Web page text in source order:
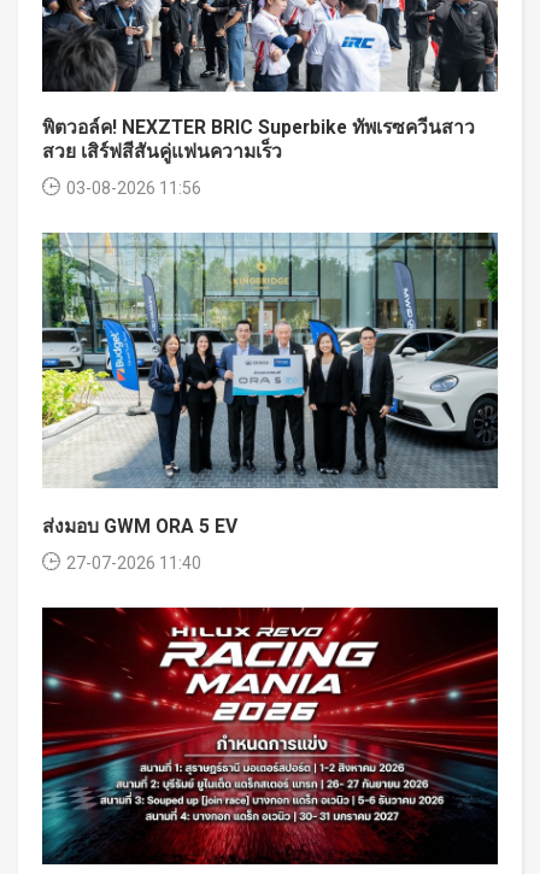
พิตวอล์ค! NEXZTER BRIC Superbike ทัพเรซควีนสาว
สวย เสิร์ฟสีสันคู่แฟนความเร็ว
03-08-2026 11:56
ส่งมอบ GWM ORA 5 EV
27-07-2026 11:40